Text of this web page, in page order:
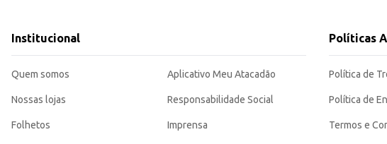
do bebê, contribuindo para o conforto e bem-estar. Sua embalagem de 100ml é prática
Institucional
Quem somos
Nossas lojas
Folhetos
Aplicativo Meu Atacadão
Responsabilidade Social
Imprensa
Políticas
Política de
Política de
Termos e